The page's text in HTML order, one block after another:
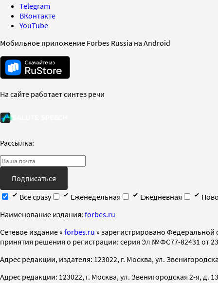
Telegram
ВКонтакте
YouTube
Мобильное приложение Forbes Russia на Android
На сайте работает синтез речи
Рассылка:
Подписаться
Все сразу
Еженедельная Ежедневная
Наименование издания: forbes.ru
Cетевое издание « forbes.ru » зарегистрировано
принятия решения о регистрации: серия Эл № ФС77-82431 от
Адрес редакции, издателя: 123022, г. Москва, ул.
Адрес редакции: 123022, г. Москва, ул. Звенигородская 2-я, д.